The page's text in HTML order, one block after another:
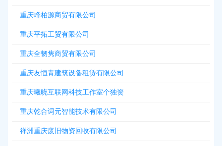
重庆峰柏源商贸有限公司
重庆平拓工贸有限公司
重庆全韧隽商贸有限公司
重庆友恒青建筑设备租赁有限公司
重庆曦晓互联网科技工作室个独资
重庆乾合词元智能技术有限公司
祥洲重庆废旧物资回收有限公司